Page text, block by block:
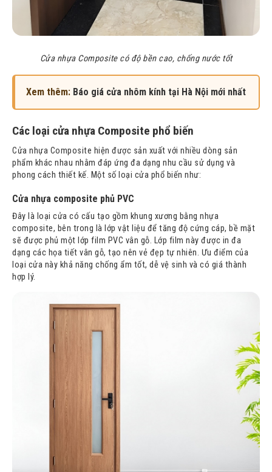
Cửa nhựa Composite có độ bền cao, chống nước tốt
Xem thêm: Báo giá cửa nhôm kính tại Hà Nội mới nhất
Các loại cửa nhựa Composite phổ biến
Cửa nhựa Composite hiện được sản xuất với nhiều dòng sản
phẩm khác nhau nhằm đáp ứng đa dạng nhu cầu sử dụng và
phong cách thiết kế. Một số loại cửa phổ biến như:
Cửa nhựa composite phủ PVC
Đây là loại cửa có cấu tạo gồm khung xương bằng nhựa
composite, bên trong là lớp vật liệu để tăng độ cứng cáp, bề mặt
sẽ được phủ một lớp film PVC vân gỗ. Lớp film này được in đa
dạng các họa tiết vân gỗ, tạo nên vẻ đẹp tự nhiên. Ưu điểm của
loại cửa này khả năng chống ẩm tốt, dễ vệ sinh và có giá thành
hợp lý.